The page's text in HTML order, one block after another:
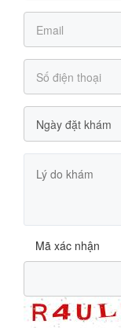
Mã xác nhận